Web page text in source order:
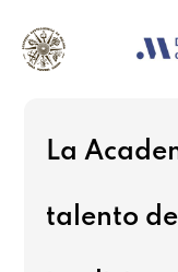
La
talento